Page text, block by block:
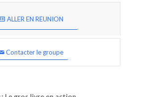
ALLER EN REUNION
Contacter le groupe